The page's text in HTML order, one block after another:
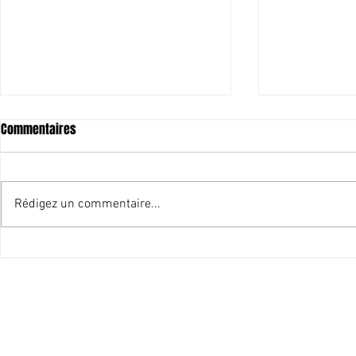
Commentaires
Rédigez un commentaire...